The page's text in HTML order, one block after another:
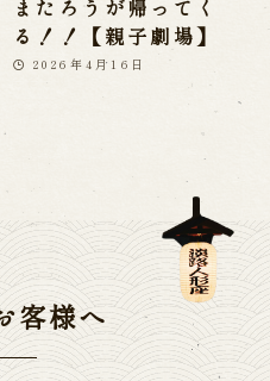
またろうが帰ってく
る！！【親子劇場】
2026年4月16日
客様へ